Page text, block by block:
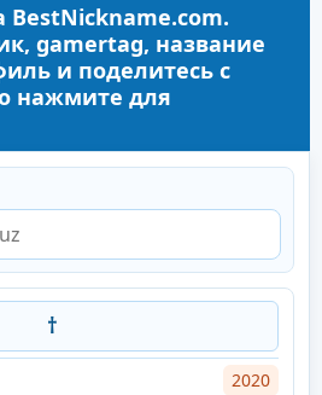
BestNickname.com.
gamertag, название
и поделитесь с
нажмите для
†
2020